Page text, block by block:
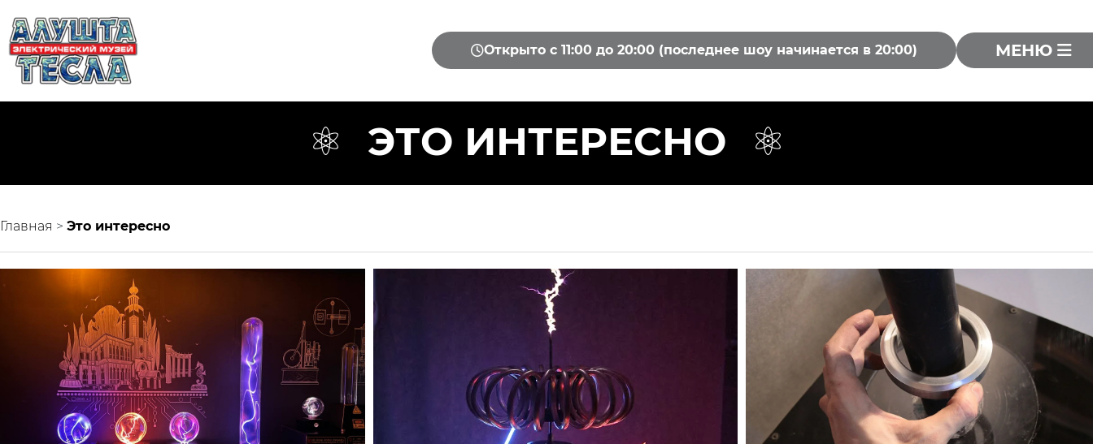
Открыто с 11:00 до 20:00 (последнее шоу начинается в 20:00) МЕНЮ
ЭТО ИНТЕРЕСНО
Главная > Это интересно